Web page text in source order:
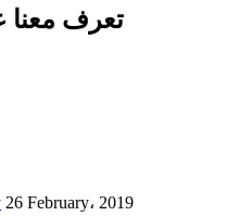
تعرف معنا
26 February، 2019